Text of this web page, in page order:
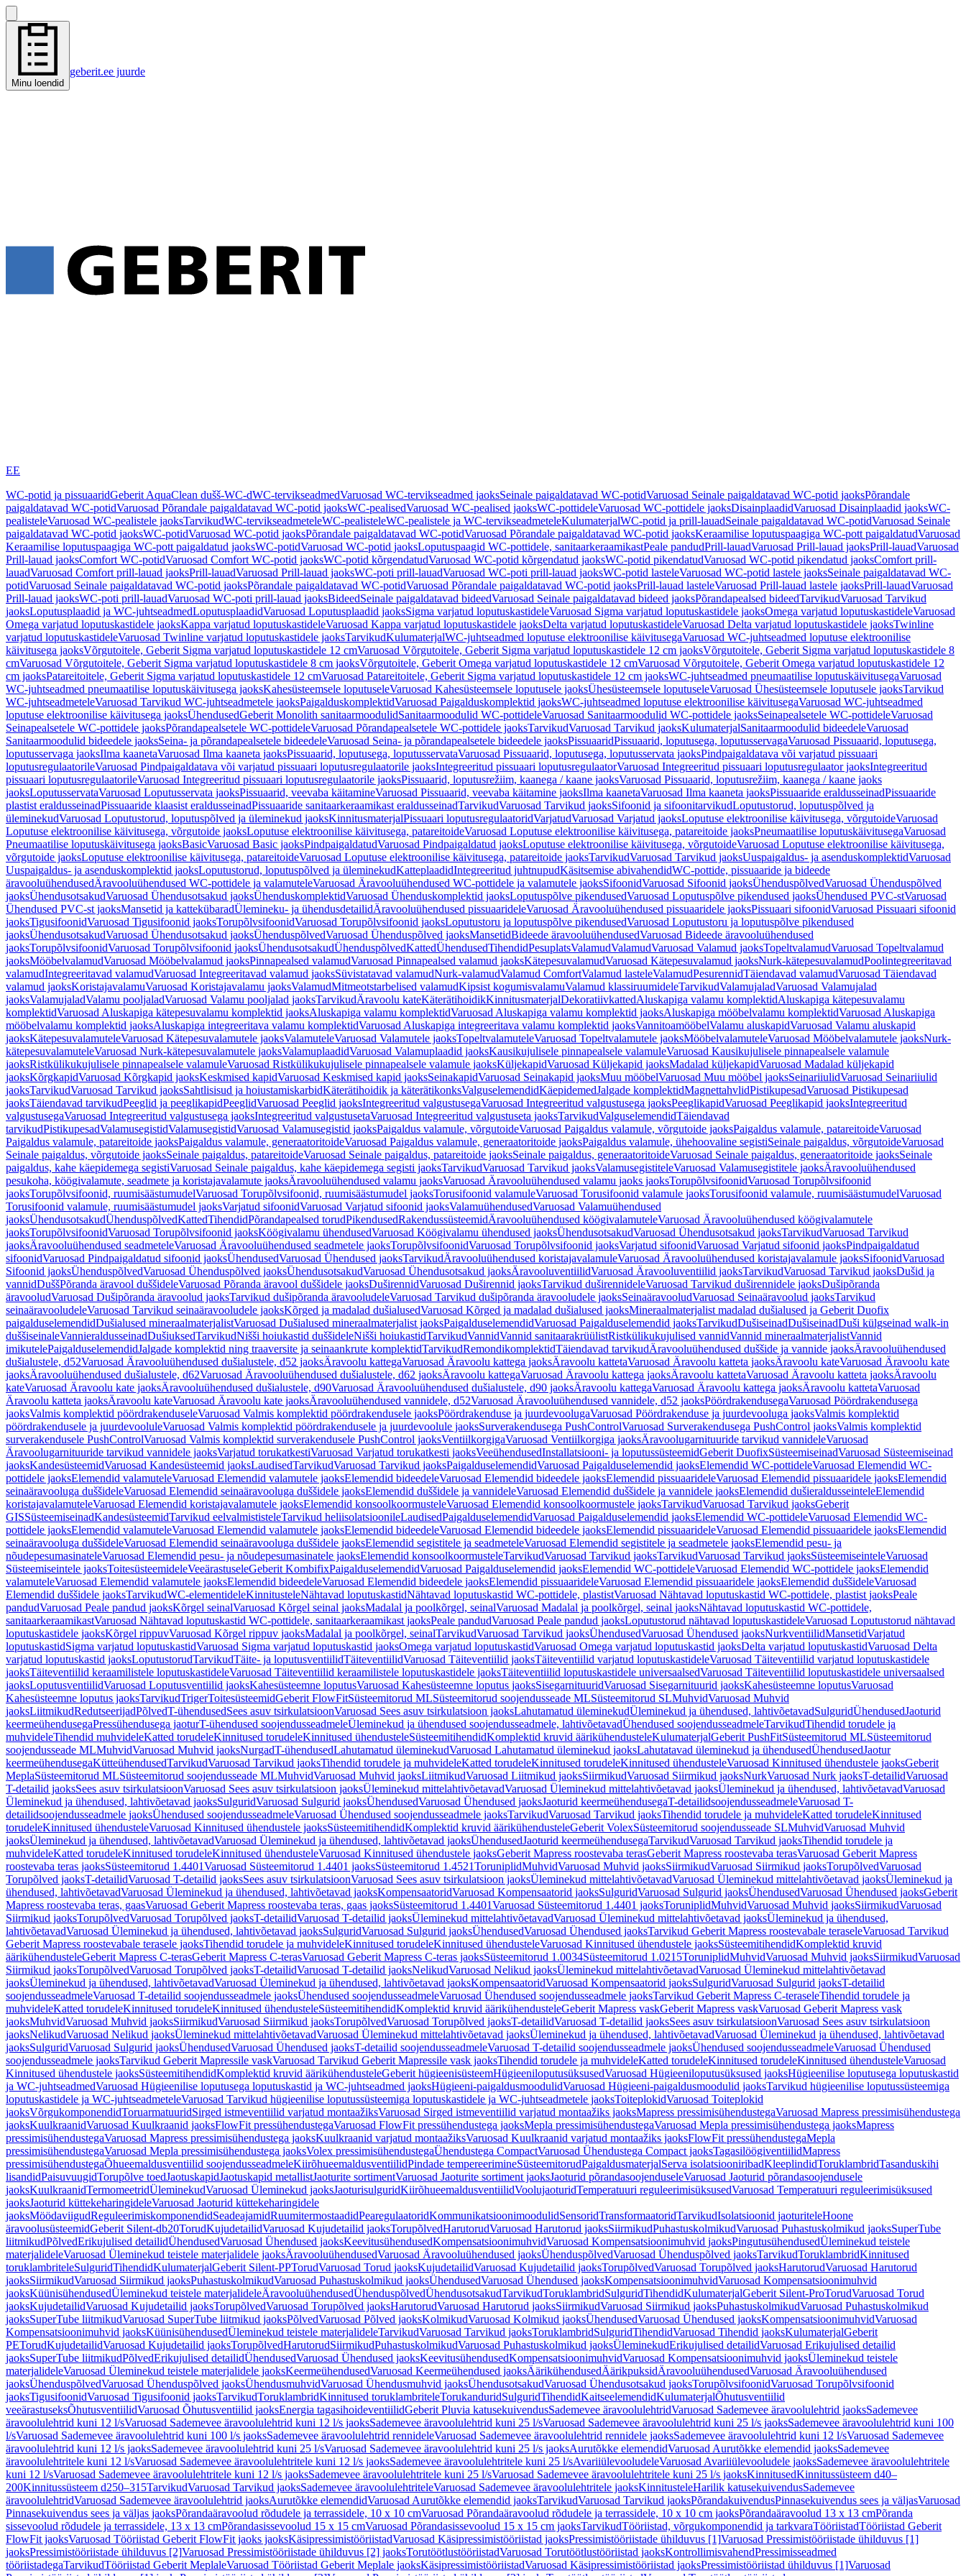
Minu loendid
geberit.ee juurde
EE
WC-potid ja pissuaaridGeberit AquaClean dušš-WC-dWC-tervikseadmedVaruosad WC-tervikseadmed jaoksSeinale paigaldatavad WC-potidVaruosad Seinale paigaldatavad WC-potid jaoksPõrandale
paigaldatavad WC-potidVaruosad Põrandale paigaldatavad WC-potid jaoksWC-pealisedVaruosad WC-pealised jaoksWC-pottideleVaruosad WC-pottidele jaoksDisainplaadidVaruosad Disainplaadid jaoksWC-
pealisteleVaruosad WC-pealistele jaoksTarvikudWC-tervikseadmeteleWC-pealisteleWC-pealistele ja WC-tervikseadmeteleKulumaterjalWC-potid ja prill-lauadSeinale paigaldatavad WC-potidVaruosad Seinale
paigaldatavad WC-potid jaoksWC-potidVaruosad WC-potid jaoksPõrandale paigaldatavad WC-potidVaruosad Põrandale paigaldatavad WC-potid jaoksKeraamilise loputuspaagiga WC-pott paigaldatudVaruosad
Keraamilise loputuspaagiga WC-pott paigaldatud jaoksWC-potidVaruosad WC-potid jaoksLoputuspaagid WC-pottidele, sanitaarkeraamikastPeale pandudPrill-lauadVaruosad Prill-lauad jaoksPrill-lauadVaruosad
Prill-lauad jaoksComfort WC-potidVaruosad Comfort WC-potid jaoksWC-potid kõrgendatudVaruosad WC-potid kõrgendatud jaoksWC-potid pikendatudVaruosad WC-potid pikendatud jaoksComfort prill-
lauadVaruosad Comfort prill-lauad jaoksPrill-lauadVaruosad Prill-lauad jaoksWC-poti prill-lauadVaruosad WC-poti prill-lauad jaoksWC-potid lasteleVaruosad WC-potid lastele jaoksSeinale paigaldatavad WC-
potidVaruosad Seinale paigaldatavad WC-potid jaoksPõrandale paigaldatavad WC-potidVaruosad Põrandale paigaldatavad WC-potid jaoksPrill-lauad lasteleVaruosad Prill-lauad lastele jaoksPrill-lauadVaruosad
Prill-lauad jaoksWC-poti prill-lauadVaruosad WC-poti prill-lauad jaoksBideedSeinale paigaldatavad bideedVaruosad Seinale paigaldatavad bideed jaoksPõrandapealsed bideedTarvikudVaruosad Tarvikud
jaoksLoputusplaadid ja WC-juhtseadmedLoputusplaadidVaruosad Loputusplaadid jaoksSigma varjatud loputuskastideleVaruosad Sigma varjatud loputuskastidele jaoksOmega varjatud loputuskastideleVaruosad
Omega varjatud loputuskastidele jaoksKappa varjatud loputuskastideleVaruosad Kappa varjatud loputuskastidele jaoksDelta varjatud loputuskastideleVaruosad Delta varjatud loputuskastidele jaoksTwinline
varjatud loputuskastideleVaruosad Twinline varjatud loputuskastidele jaoksTarvikudKulumaterjalWC-juhtseadmed loputuse elektroonilise käivitusegaVaruosad WC-juhtseadmed loputuse elektroonilise
käivitusega jaoksVõrgutoitele, Geberit Sigma varjatud loputuskastidele 12 cmVaruosad Võrgutoitele, Geberit Sigma varjatud loputuskastidele 12 cm jaoksVõrgutoitele, Geberit Sigma varjatud loputuskastidele 8
cmVaruosad Võrgutoitele, Geberit Sigma varjatud loputuskastidele 8 cm jaoksVõrgutoitele, Geberit Omega varjatud loputuskastidele 12 cmVaruosad Võrgutoitele, Geberit Omega varjatud loputuskastidele 12
cm jaoksPatareitoitele, Geberit Sigma varjatud loputuskastidele 12 cmVaruosad Patareitoitele, Geberit Sigma varjatud loputuskastidele 12 cm jaoksWC-juhtseadmed pneumaatilise loputuskäivitusegaVaruosad
WC-juhtseadmed pneumaatilise loputuskäivitusega jaoksKahesüsteemsele loputuseleVaruosad Kahesüsteemsele loputusele jaoksÜhesüsteemsele loputuseleVaruosad Ühesüsteemsele loputusele jaoksTarvikud
WC-juhtseadmeteleVaruosad Tarvikud WC-juhtseadmetele jaoksPaigalduskomplektidVaruosad Paigalduskomplektid jaoksWC-juhtseadmed loputuse elektroonilise käivitusegaVaruosad WC-juhtseadmed
loputuse elektroonilise käivitusega jaoksÜhendusedGeberit Monolith sanitaarmoodulidSanitaarmoodulid WC-pottideleVaruosad Sanitaarmoodulid WC-pottidele jaoksSeinapealsetele WC-pottideleVaruosad
Seinapealsetele WC-pottidele jaoksPõrandapealsetele WC-pottideleVaruosad Põrandapealsetele WC-pottidele jaoksTarvikudVaruosad Tarvikud jaoksKulumaterjalSanitaarmoodulid bideedeleVaruosad
Sanitaarmoodulid bideedele jaoksSeina- ja põrandapealsetele bideedeleVaruosad Seina- ja põrandapealsetele bideedele jaoksPissuaaridPissuaarid, loputusega, loputusservagaVaruosad Pissuaarid, loputusega,
loputusservaga jaoksIlma kaanetaVaruosad Ilma kaaneta jaoksPissuaarid, loputusega, loputusservataVaruosad Pissuaarid, loputusega, loputusservata jaoksPindpaigaldatava või varjatud pissuaari
loputusregulaatorileVaruosad Pindpaigaldatava või varjatud pissuaari loputusregulaatorile jaoksIntegreeritud pissuaari loputusregulaatorVaruosad Integreeritud pissuaari loputusregulaator jaoksIntegreeritud
pissuaari loputusregulaatorileVaruosad Integreeritud pissuaari loputusregulaatorile jaoksPissuaarid, loputusrežiim, kaanega / kaane jaoksVaruosad Pissuaarid, loputusrežiim, kaanega / kaane jaoks
jaoksLoputusservataVaruosad Loputusservata jaoksPissuaarid, veevaba käitamineVaruosad Pissuaarid, veevaba käitamine jaoksIlma kaanetaVaruosad Ilma kaaneta jaoksPissuaaride eraldusseinadPissuaaride
plastist eraldusseinadPissuaaride klaasist eraldusseinadPissuaaride sanitaarkeraamikast eraldusseinadTarvikudVaruosad Tarvikud jaoksSifoonid ja sifoonitarvikudLoputustorud, loputuspõlved ja
üleminekudVaruosad Loputustorud, loputuspõlved ja üleminekud jaoksKinnitusmaterjalPissuaari loputusregulaatoridVarjatudVaruosad Varjatud jaoksLoputuse elektroonilise käivitusega, võrgutoideVaruosad
Loputuse elektroonilise käivitusega, võrgutoide jaoksLoputuse elektroonilise käivitusega, patareitoideVaruosad Loputuse elektroonilise käivitusega, patareitoide jaoksPneumaatilise loputuskäivitusegaVaruosad
Pneumaatilise loputuskäivitusega jaoksBasicVaruosad Basic jaoksPindpaigaldatudVaruosad Pindpaigaldatud jaoksLoputuse elektroonilise käivitusega, võrgutoideVaruosad Loputuse elektroonilise käivitusega,
võrgutoide jaoksLoputuse elektroonilise käivitusega, patareitoideVaruosad Loputuse elektroonilise käivitusega, patareitoide jaoksTarvikudVaruosad Tarvikud jaoksUuspaigaldus- ja asenduskomplektidVaruosad
Uuspaigaldus- ja asenduskomplektid jaoksLoputustorud, loputuspõlved ja üleminekudKatteplaadidIntegreeritud juhtnupudKäsitsemise abivahendidWC-pottide, pissuaaride ja bideede
äravooluühendusedÄravooluühendused WC-pottidele ja valamuteleVaruosad Äravooluühendused WC-pottidele ja valamutele jaoksSifoonidVaruosad Sifoonid jaoksÜhenduspõlvedVaruosad Ühenduspõlved
jaoksÜhendusotsakudVaruosad Ühendusotsakud jaoksÜhenduskomplektidVaruosad Ühenduskomplektid jaoksLoputuspõlve pikendusedVaruosad Loputuspõlve pikendused jaoksÜhendused PVC-stVaruosad
Ühendused PVC-st jaoksMansetid ja kattekübaradÜlemineku- ja ühendusdetailidÄravooluühendused pissuaarideleVaruosad Äravooluühendused pissuaaridele jaoksPissuaari sifoonidVaruosad Pissuaari sifoonid
jaoksTigusifoonidVaruosad Tigusifoonid jaoksTorupõlvsifoonidVaruosad Torupõlvsifoonid jaoksLoputustoru ja loputuspõlve pikendusedVaruosad Loputustoru ja loputuspõlve pikendused
jaoksÜhendusotsakudVaruosad Ühendusotsakud jaoksÜhenduspõlvedVaruosad Ühenduspõlved jaoksMansetidBideede äravooluühendusedVaruosad Bideede äravooluühendused
jaoksTorupõlvsifoonidVaruosad Torupõlvsifoonid jaoksÜhendusotsakudÜhenduspõlvedKattedÜhendusedTihendidPesuplatsValamudValamudVaruosad Valamud jaoksTopeltvalamudVaruosad Topeltvalamud
jaoksMööbelvalamudVaruosad Mööbelvalamud jaoksPinnapealsed valamudVaruosad Pinnapealsed valamud jaoksKätepesuvalamudVaruosad Kätepesuvalamud jaoksNurk-kätepesuvalamudPoolintegreeritavad
valamudIntegreeritavad valamudVaruosad Integreeritavad valamud jaoksSüvistatavad valamudNurk-valamudValamud ComfortValamud lasteleValamudPesurennidTäiendavad valamudVaruosad Täiendavad
valamud jaoksKoristajavalamuVaruosad Koristajavalamu jaoksValamudMitmeotstarbelised valamudKipsist kogumisvalamuValamud klassiruumideleTarvikudValamujaladVaruosad Valamujalad
jaoksValamujaladValamu pooljaladVaruosad Valamu pooljalad jaoksTarvikudÄravoolu kateKäterätihoidikKinnitusmaterjalDekoratiivkattedAluskapiga valamu komplektidAluskapiga kätepesuvalamu
komplektidVaruosad Aluskapiga kätepesuvalamu komplektid jaoksAluskapiga valamu komplektidVaruosad Aluskapiga valamu komplektid jaoksAluskapiga mööbelvalamu komplektidVaruosad Aluskapiga
mööbelvalamu komplektid jaoksAluskapiga integreeritava valamu komplektidVaruosad Aluskapiga integreeritava valamu komplektid jaoksVannitoamööbelValamu aluskapidVaruosad Valamu aluskapid
jaoksKätepesuvalamuteleVaruosad Kätepesuvalamutele jaoksValamuteleVaruosad Valamutele jaoksTopeltvalamuteleVaruosad Topeltvalamutele jaoksMööbelvalamuteleVaruosad Mööbelvalamutele jaoksNurk-
kätepesuvalamuteleVaruosad Nurk-kätepesuvalamutele jaoksValamuplaadidVaruosad Valamuplaadid jaoksKausikujulisele pinnapealsele valamuleVaruosad Kausikujulisele pinnapealsele valamule
jaoksRistkülikukujulisele pinnapealsele valamuleVaruosad Ristkülikukujulisele pinnapealsele valamule jaoksKüljekapidVaruosad Küljekapid jaoksMadalad küljekapidVaruosad Madalad küljekapid
jaoksKõrgkapidVaruosad Kõrgkapid jaoksKeskmised kapidVaruosad Keskmised kapid jaoksSeinakapidVaruosad Seinakapid jaoksMuu mööbelVaruosad Muu mööbel jaoksSeinariiulidVaruosad Seinariiulid
jaoksTarvikudVaruosad Tarvikud jaoksSahtlisisud ja hoiustamiskarbidKäterätihoidik ja käterätikonksValguselemendidKäepidemedJalgade komplektidMagnettahvlidPistikupesadVaruosad Pistikupesad
jaoksTäiendavad tarvikudPeeglid ja peeglikapidPeeglidVaruosad Peeglid jaoksIntegreeritud valgustusegaVaruosad Integreeritud valgustusega jaoksPeeglikapidVaruosad Peeglikapid jaoksIntegreeritud
valgustusegaVaruosad Integreeritud valgustusega jaoksIntegreeritud valgustusetaVaruosad Integreeritud valgustuseta jaoksTarvikudValguselemendidTäiendavad
tarvikudPistikupesadValamusegistidValamusegistidVaruosad Valamusegistid jaoksPaigaldus valamule, võrgutoideVaruosad Paigaldus valamule, võrgutoide jaoksPaigaldus valamule, patareitoideVaruosad
Paigaldus valamule, patareitoide jaoksPaigaldus valamule, generaatoritoideVaruosad Paigaldus valamule, generaatoritoide jaoksPaigaldus valamule, ühehoovaline segistiSeinale paigaldus, võrgutoideVaruosad
Seinale paigaldus, võrgutoide jaoksSeinale paigaldus, patareitoideVaruosad Seinale paigaldus, patareitoide jaoksSeinale paigaldus, generaatoritoideVaruosad Seinale paigaldus, generaatoritoide jaoksSeinale
paigaldus, kahe käepidemega segistiVaruosad Seinale paigaldus, kahe käepidemega segisti jaoksTarvikudVaruosad Tarvikud jaoksValamusegistiteleVaruosad Valamusegistitele jaoksÄravooluühendused
pesukoha, köögivalamute, seadmete ja koristajavalamute jaoksÄravooluühendused valamu jaoksVaruosad Äravooluühendused valamu jaoks jaoksTorupõlvsifoonidVaruosad Torupõlvsifoonid
jaoksTorupõlvsifoonid, ruumisäästumudelVaruosad Torupõlvsifoonid, ruumisäästumudel jaoksTorusifoonid valamuleVaruosad Torusifoonid valamule jaoksTorusifoonid valamule, ruumisäästumudelVaruosad
Torusifoonid valamule, ruumisäästumudel jaoksVarjatud sifoonidVaruosad Varjatud sifoonid jaoksValamuühendusedVaruosad Valamuühendused
jaoksÜhendusotsakudÜhenduspõlvedKattedTihendidPõrandapealsed torudPikendusedRakendussüsteemidÄravooluühendused köögivalamuteleVaruosad Äravooluühendused köögivalamutele
jaoksTorupõlvsifoonidVaruosad Torupõlvsifoonid jaoksKöögivalamu ühendusedVaruosad Köögivalamu ühendused jaoksÜhendusotsakudVaruosad Ühendusotsakud jaoksTarvikudVaruosad Tarvikud
jaoksÄravooluühendused seadmeteleVaruosad Äravooluühendused seadmetele jaoksTorupõlvsifoonidVaruosad Torupõlvsifoonid jaoksVarjatud sifoonidVaruosad Varjatud sifoonid jaoksPindpaigaldatud
sifoonidVaruosad Pindpaigaldatud sifoonid jaoksÜhendusedVaruosad Ühendused jaoksTarvikudÄravooluühendused koristajavalamuleVaruosad Äravooluühendused koristajavalamule jaoksSifoonidVaruosad
Sifoonid jaoksÜhenduspõlvedVaruosad Ühenduspõlved jaoksÜhendusotsakudVaruosad Ühendusotsakud jaoksÄravooluventiilidVaruosad Äravooluventiilid jaoksTarvikudVaruosad Tarvikud jaoksDušid ja
vannidDuššPõranda äravool duššideleVaruosad Põranda äravool duššidele jaoksDuširennidVaruosad Duširennid jaoksTarvikud duširennideleVaruosad Tarvikud duširennidele jaoksDušipõranda
äravooludVaruosad Dušipõranda äravoolud jaoksTarvikud dušipõranda äravooludeleVaruosad Tarvikud dušipõranda äravooludele jaoksSeinaäravooludVaruosad Seinaäravoolud jaoksTarvikud
seinaäravooludeleVaruosad Tarvikud seinaäravooludele jaoksKõrged ja madalad dušialusedVaruosad Kõrged ja madalad dušialused jaoksMineraalmaterjalist madalad dušialused ja Geberit Duofix
paigalduselemendidDušialused mineraalmaterjalistVaruosad Dušialused mineraalmaterjalist jaoksPaigalduselemendidVaruosad Paigalduselemendid jaoksTarvikudDušiseinadDušiseinadDuši külgseinad walk-in
duššiseinaleVannieraldusseinadDušiuksedTarvikudNišši hoiukastid duššideleNišši hoiukastidTarvikudVannidVannid sanitaarakrüülistRistkülikukujulised vannidVannid mineraalmaterjalistVannid
imikutelePaigalduselemendidJalgade komplektid ning traaversite ja seinaankrute komplektidTarvikudRemondikomplektidTäiendavad tarvikudÄravooluühendused duššide ja vannide jaoksÄravooluühendused
dušialustele, d52Varuosad Äravooluühendused dušialustele, d52 jaoksÄravoolu kattegaVaruosad Äravoolu kattega jaoksÄravoolu kattetaVaruosad Äravoolu katteta jaoksÄravoolu kateVaruosad Äravoolu kate
jaoksÄravooluühendused dušialustele, d62Varuosad Äravooluühendused dušialustele, d62 jaoksÄravoolu kattegaVaruosad Äravoolu kattega jaoksÄravoolu kattetaVaruosad Äravoolu katteta jaoksÄravoolu
kateVaruosad Äravoolu kate jaoksÄravooluühendused dušialustele, d90Varuosad Äravooluühendused dušialustele, d90 jaoksÄravoolu kattegaVaruosad Äravoolu kattega jaoksÄravoolu kattetaVaruosad
Äravoolu katteta jaoksÄravoolu kateVaruosad Äravoolu kate jaoksÄravooluühendused vannidele, d52Varuosad Äravooluühendused vannidele, d52 jaoksPöördrakendusegaVaruosad Pöördrakendusega
jaoksValmis komplektid pöördrakenduseleVaruosad Valmis komplektid pöördrakendusele jaoksPöördrakenduse ja juurdevoolugaVaruosad Pöördrakenduse ja juurdevooluga jaoksValmis komplektid
pöördrakendusele ja juurdevooluleVaruosad Valmis komplektid pöördrakendusele ja juurdevoolule jaoksSurverakendusega PushControlVaruosad Surverakendusega PushControl jaoksValmis komplektid
surverakendusele PushControlVaruosad Valmis komplektid surverakendusele PushControl jaoksVentiilkorgigaVaruosad Ventiilkorgiga jaoksÄravoolugarnituuride tarvikud vannideleVaruosad
Äravoolugarnituuride tarvikud vannidele jaoksVarjatud torukatkestiVaruosad Varjatud torukatkesti jaoksVeeühendusedInstallatsiooni- ja loputussüsteemidGeberit DuofixSüsteemiseinadVaruosad Süsteemiseinad
jaoksKandesüsteemidVaruosad Kandesüsteemid jaoksLaudisedTarvikudVaruosad Tarvikud jaoksPaigalduselemendidVaruosad Paigalduselemendid jaoksElemendid WC-pottideleVaruosad Elemendid WC-
pottidele jaoksElemendid valamuteleVaruosad Elemendid valamutele jaoksElemendid bideedeleVaruosad Elemendid bideedele jaoksElemendid pissuaarideleVaruosad Elemendid pissuaaridele jaoksElemendid
seinaäravooluga duššideleVaruosad Elemendid seinaäravooluga duššidele jaoksElemendid duššidele ja vannideleVaruosad Elemendid duššidele ja vannidele jaoksElemendid dušieraldusseinteleElemendid
koristajavalamuteleVaruosad Elemendid koristajavalamutele jaoksElemendid konsoolkoormusteleVaruosad Elemendid konsoolkoormustele jaoksTarvikudVaruosad Tarvikud jaoksGeberit
GISSüsteemiseinadKandesüsteemidTarvikud eelvalmististeleTarvikud heliisolatsioonileLaudisedPaigalduselemendidVaruosad Paigalduselemendid jaoksElemendid WC-pottideleVaruosad Elemendid WC-
pottidele jaoksElemendid valamuteleVaruosad Elemendid valamutele jaoksElemendid bideedeleVaruosad Elemendid bideedele jaoksElemendid pissuaarideleVaruosad Elemendid pissuaaridele jaoksElemendid
seinaäravooluga duššideleVaruosad Elemendid seinaäravooluga duššidele jaoksElemendid segistitele ja seadmeteleVaruosad Elemendid segistitele ja seadmetele jaoksElemendid pesu- ja
nõudepesumasinateleVaruosad Elemendid pesu- ja nõudepesumasinatele jaoksElemendid konsoolkoormusteleTarvikudVaruosad Tarvikud jaoksTarvikudVaruosad Tarvikud jaoksSüsteemiseinteleVaruosad
Süsteemiseintele jaoksToitesüsteemideleVeeärastuseleGeberit KombifixPaigalduselemendidVaruosad Paigalduselemendid jaoksElemendid WC-pottideleVaruosad Elemendid WC-pottidele jaoksElemendid
valamuteleVaruosad Elemendid valamutele jaoksElemendid bideedeleVaruosad Elemendid bideedele jaoksElemendid pissuaarideleVaruosad Elemendid pissuaaridele jaoksElemendid duššideleVaruosad
Elemendid duššidele jaoksTarvikudWC-elementideleKinnitusteleNähtavad loputuskastidNähtavad loputuskastid WC-pottidele, plastistVaruosad Nähtavad loputuskastid WC-pottidele, plastist jaoksPeale
pandudVaruosad Peale pandud jaoksKõrgel seinalVaruosad Kõrgel seinal jaoksMadalal ja poolkõrgel, seinalVaruosad Madalal ja poolkõrgel, seinal jaoksNähtavad loputuskastid WC-pottidele,
sanitaarkeraamikastVaruosad Nähtavad loputuskastid WC-pottidele, sanitaarkeraamikast jaoksPeale pandudVaruosad Peale pandud jaoksLoputustorud nähtavad loputuskastideleVaruosad Loputustorud nähtavad
loputuskastidele jaoksKõrgel rippuvVaruosad Kõrgel rippuv jaoksMadalal ja poolkõrgel, seinalTarvikudVaruosad Tarvikud jaoksÜhendusedVaruosad Ühendused jaoksNurkventiilidMansetidVarjatud
loputuskastidSigma varjatud loputuskastidVaruosad Sigma varjatud loputuskastid jaoksOmega varjatud loputuskastidVaruosad Omega varjatud loputuskastid jaoksDelta varjatud loputuskastidVaruosad Delta
varjatud loputuskastid jaoksLoputustorudTarvikudTäite- ja loputusventiilidTäiteventiilidVaruosad Täiteventiilid jaoksTäiteventiilid varjatud loputuskastideleVaruosad Täiteventiilid varjatud loputuskastidele
jaoksTäiteventiilid keraamilistele loputuskastideleVaruosad Täiteventiilid keraamilistele loputuskastidele jaoksTäiteventiilid loputuskastidele universaalsedVaruosad Täiteventiilid loputuskastidele universaalsed
jaoksLoputusventiilidVaruosad Loputusventiilid jaoksKahesüsteemne loputusVaruosad Kahesüsteemne loputus jaoksSisegarnituuridVaruosad Sisegarnituurid jaoksKahesüsteemne loputusVaruosad
Kahesüsteemne loputus jaoksTarvikudTrigerToitesüsteemidGeberit FlowFitSüsteemitorud MLSüsteemitorud soojendusseade MLSüsteemitorud SLMuhvidVaruosad Muhvid
jaoksLiitmikudRedutseerijadPõlvedT-ühendusedSees asuv tsirkulatsioonVaruosad Sees asuv tsirkulatsioon jaoksLahutamatud üleminekudÜleminekud ja ühendused, lahtivõetavadSulguridÜhendusedJaoturid
keermeühendusegaPressühendusega jaoturT-ühendused soojendusseadmeleÜleminekud ja ühendused soojendusseadmele, lahtivõetavadÜhendused soojendusseadmeleTarvikudTihendid torudele ja
muhvideleTihendid muhvideleKatted torudeleKinnitused torudeleKinnitused ühendusteleSüsteemitihendidKomplektid kruvid äärikühendusteleKulumaterjalGeberit PushFitSüsteemitorud MLSüsteemitorud
soojendusseade MLMuhvidVaruosad Muhvid jaoksNurgadT-ühendusedLahutamatud üleminekudVaruosad Lahutamatud üleminekud jaoksLahutatavad üleminekud ja ühendusedÜhendusedJaotur
keermeühendusegaKütteühendusedTarvikudVaruosad Tarvikud jaoksTihendid torudele ja muhvideleKatted torudeleKinnitused torudeleKinnitused ühendusteleVaruosad Kinnitused ühendustele jaoksGeberit
MeplaSüsteemitorud MLSüsteemitorud soojendusseade MLMuhvidVaruosad Muhvid jaoksLiitmikudVaruosad Liitmikud jaoksSiirmikudVaruosad Siirmikud jaoksNurkVaruosad Nurk jaoksT-detailidVaruosad
T-detailid jaoksSees asuv tsirkulatsioonVaruosad Sees asuv tsirkulatsioon jaoksÜleminekud mittelahtivõetavadVaruosad Üleminekud mittelahtivõetavad jaoksÜleminekud ja ühendused, lahtivõetavadVaruosad
Üleminekud ja ühendused, lahtivõetavad jaoksSulguridVaruosad Sulgurid jaoksÜhendusedVaruosad Ühendused jaoksJaoturid keermeühendusegaT-detailidsoojendusseadmeleVaruosad T-
detailidsoojendusseadmele jaoksÜhendused soojendusseadmeleVaruosad Ühendused soojendusseadmele jaoksTarvikudVaruosad Tarvikud jaoksTihendid torudele ja muhvideleKatted torudeleKinnitused
torudeleKinnitused ühendusteleVaruosad Kinnitused ühendustele jaoksSüsteemitihendidKomplektid kruvid äärikühendusteleGeberit VolexSüsteemitorud soojendusseade SLMuhvidVaruosad Muhvid
jaoksÜleminekud ja ühendused, lahtivõetavadVaruosad Üleminekud ja ühendused, lahtivõetavad jaoksÜhendusedJaoturid keermeühendusegaTarvikudVaruosad Tarvikud jaoksTihendid torudele ja
muhvideleKatted torudeleKinnitused torudeleKinnitused ühendusteleVaruosad Kinnitused ühendustele jaoksGeberit Mapress roostevaba terasGeberit Mapress roostevaba terasVaruosad Geberit Mapress
roostevaba teras jaoksSüsteemitorud 1.4401Varuosad Süsteemitorud 1.4401 jaoksSüsteemitorud 1.4521ToruniplidMuhvidVaruosad Muhvid jaoksSiirmikudVaruosad Siirmikud jaoksTorupõlvedVaruosad
Torupõlved jaoksT-detailidVaruosad T-detailid jaoksSees asuv tsirkulatsioonVaruosad Sees asuv tsirkulatsioon jaoksÜleminekud mittelahtivõetavadVaruosad Üleminekud mittelahtivõetavad jaoksÜleminekud ja
ühendused, lahtivõetavadVaruosad Üleminekud ja ühendused, lahtivõetavad jaoksKompensaatoridVaruosad Kompensaatorid jaoksSulguridVaruosad Sulgurid jaoksÜhendusedVaruosad Ühendused jaoksGeberit
Mapress roostevaba teras, gaasVaruosad Geberit Mapress roostevaba teras, gaas jaoksSüsteemitorud 1.4401Varuosad Süsteemitorud 1.4401 jaoksToruniplidMuhvidVaruosad Muhvid jaoksSiirmikudVaruosad
Siirmikud jaoksTorupõlvedVaruosad Torupõlved jaoksT-detailidVaruosad T-detailid jaoksÜleminekud mittelahtivõetavadVaruosad Üleminekud mittelahtivõetavad jaoksÜleminekud ja ühendused,
lahtivõetavadVaruosad Üleminekud ja ühendused, lahtivõetavad jaoksSulguridVaruosad Sulgurid jaoksÜhendusedVaruosad Ühendused jaoksTarvikud Geberit Mapress roostevabale teraseleVaruosad Tarvikud
Geberit Mapress roostevabale terasele jaoksTihendid torudele ja muhvideleKinnitused torudeleKinnitused ühendusteleVaruosad Kinnitused ühendustele jaoksSüsteemitihendidKomplektid kruvid
äärikühendusteleGeberit Mapress C-terasGeberit Mapress C-terasVaruosad Geberit Mapress C-teras jaoksSüsteemitorud 1.0034Süsteemitorud 1.0215ToruniplidMuhvidVaruosad Muhvid jaoksSiirmikudVaruosad
Siirmikud jaoksTorupõlvedVaruosad Torupõlved jaoksT-detailidVaruosad T-detailid jaoksNelikudVaruosad Nelikud jaoksÜleminekud mittelahtivõetavadVaruosad Üleminekud mittelahtivõetavad
jaoksÜleminekud ja ühendused, lahtivõetavadVaruosad Üleminekud ja ühendused, lahtivõetavad jaoksKompensaatoridVaruosad Kompensaatorid jaoksSulguridVaruosad Sulgurid jaoksT-detailid
soojendusseadmeleVaruosad T-detailid soojendusseadmele jaoksÜhendused soojendusseadmeleVaruosad Ühendused soojendusseadmele jaoksTarvikud Geberit Mapress C-teraseleTihendid torudele ja
muhvideleKatted torudeleKinnitused torudeleKinnitused ühendusteleSüsteemitihendidKomplektid kruvid äärikühendusteleGeberit Mapress vaskGeberit Mapress vaskVaruosad Geberit Mapress vask
jaoksMuhvidVaruosad Muhvid jaoksSiirmikudVaruosad Siirmikud jaoksTorupõlvedVaruosad Torupõlved jaoksT-detailidVaruosad T-detailid jaoksSees asuv tsirkulatsioonVaruosad Sees asuv tsirkulatsioon
jaoksNelikudVaruosad Nelikud jaoksÜleminekud mittelahtivõetavadVaruosad Üleminekud mittelahtivõetavad jaoksÜleminekud ja ühendused, lahtivõetavadVaruosad Üleminekud ja ühendused, lahtivõetavad
jaoksSulguridVaruosad Sulgurid jaoksÜhendusedVaruosad Ühendused jaoksT-detailid soojendusseadmeleVaruosad T-detailid soojendusseadmele jaoksÜhendused soojendusseadmeleVaruosad Ühendused
soojendusseadmele jaoksTarvikud Geberit Mapressile vaskVaruosad Tarvikud Geberit Mapressile vask jaoksTihendid torudele ja muhvideleKatted torudeleKinnitused torudeleKinnitused ühendusteleVaruosad
Kinnitused ühendustele jaoksSüsteemitihendidKomplektid kruvid äärikühendusteleGeberit hügieenisüsteemHügieeniloputusüksusedVaruosad Hügieeniloputusüksused jaoksHügieenilise loputusega loputuskastid
ja WC-juhtseadmedVaruosad Hügieenilise loputusega loputuskastid ja WC-juhtseadmed jaoksHügieeni-paigaldusmoodulidVaruosad Hügieeni-paigaldusmoodulid jaoksTarvikud hügieenilise loputussüsteemiga
loputuskastidele ja WC-juhtseadmeteleVaruosad Tarvikud hügieenilise loputussüsteemiga loputuskastidele ja WC-juhtseadmetele jaoksToiteplokidVaruosad Toiteplokid
jaoksVõrgukomponendidToruarmatuuridSirged istmeventiilid varjatud montaažiksVaruosad Sirged istmeventiilid varjatud montaažiks jaoksMapress pressimisühendustegaVaruosad Mapress pressimisühendustega
jaoksKuulkraanidVaruosad Kuulkraanid jaoksFlowFit pressühendustegaVaruosad FlowFit pressühendustega jaoksMepla pressimisühendustegaVaruosad Mepla pressimisühendustega jaoksMapress
pressimisühendustegaVaruosad Mapress pressimisühendustega jaoksKuulkraanid varjatud montaažiksVaruosad Kuulkraanid varjatud montaažiks jaoksFlowFit pressühendustegaMepla
pressimisühendustegaVaruosad Mepla pressimisühendustega jaoksVolex pressimisühendustegaÜhendustega CompactVaruosad Ühendustega Compact jaoksTagasilöögiventiilidMapress
pressimisühendustegaÕhueemaldusventiilid soojendusseadmeleKiirõhueemaldusventiilidPindade tempereerimineSüsteemitorudPaigaldusmaterjalServa isolatsiooniribadKleeplindidToruklambridTasanduskihi
lisandidPaisuvuugidTorupõlve toedJaotuskapidJaotuskapid metallistJaoturite sortimentVaruosad Jaoturite sortiment jaoksJaoturid põrandasoojenduseleVaruosad Jaoturid põrandasoojendusele
jaoksKuulkraanidTermomeetridÜleminekudVaruosad Üleminekud jaoksJaoturisulguridKiirõhueemaldusventiilidVoolujaoturidTemperatuuri reguleerimisüksusedVaruosad Temperatuuri reguleerimisüksused
jaoksJaoturid küttekeharingideleVaruosad Jaoturid küttekeharingidele
jaoksMöödaviigudReguleerimiskomponendidSeadeajamidRuumitermostaadidPearegulaatoridKommunikatsioonimoodulidSensoridTransformaatoridTarvikudIsolatsioonid jaoturiteleHoone
äravoolusüsteemidGeberit Silent-db20TorudKujudetailidVaruosad Kujudetailid jaoksTorupõlvedHarutorudVaruosad Harutorud jaoksSiirmikudPuhastuskolmikudVaruosad Puhastuskolmikud jaoksSuperTube
liitmikudPõlvedErikujulised detailidÜhendusedVaruosad Ühendused jaoksKeevitusühendusedKompensatsioonimuhvidVaruosad Kompensatsioonimuhvid jaoksPingutusühendusedÜleminekud teistele
materjalideleVaruosad Üleminekud teistele materjalidele jaoksÄravooluühendusedVaruosad Äravooluühendused jaoksÜhenduspõlvedVaruosad Ühenduspõlved jaoksTarvikudToruklambridKinnitused
toruklambriteleSulguridTihendidKulumaterjalGeberit Silent-PPTorudVaruosad Torud jaoksKujudetailidVaruosad Kujudetailid jaoksTorupõlvedVaruosad Torupõlved jaoksHarutorudVaruosad Harutorud
jaoksSiirmikudVaruosad Siirmikud jaoksPuhastuskolmikudVaruosad Puhastuskolmikud jaoksÜhendusedVaruosad Ühendused jaoksKompensatsioonimuhvidVaruosad Kompensatsioonimuhvid
jaoksKüünisühendusedÜleminekud teistele materjalideleÄravooluühendusedÜhenduspõlvedÜhendusotsakudTarvikudToruklambridSulguridTihendidKulumaterjalGeberit Silent-ProTorudVaruosad Torud
jaoksKujudetailidVaruosad Kujudetailid jaoksTorupõlvedVaruosad Torupõlved jaoksHarutorudVaruosad Harutorud jaoksSiirmikudVaruosad Siirmikud jaoksPuhastuskolmikudVaruosad Puhastuskolmikud
jaoksSuperTube liitmikudVaruosad SuperTube liitmikud jaoksPõlvedVaruosad Põlved jaoksKolmikudVaruosad Kolmikud jaoksÜhendusedVaruosad Ühendused jaoksKompensatsioonimuhvidVaruosad
Kompensatsioonimuhvid jaoksKüünisühendusedÜleminekud teistele materjalideleTarvikudVaruosad Tarvikud jaoksToruklambridSulguridTihendidVaruosad Tihendid jaoksKulumaterjalGeberit
PETorudKujudetailidVaruosad Kujudetailid jaoksTorupõlvedHarutorudSiirmikudPuhastuskolmikudVaruosad Puhastuskolmikud jaoksÜleminekudErikujulised detailidVaruosad Erikujulised detailid
jaoksSuperTube liitmikudPõlvedErikujulised detailidÜhendusedVaruosad Ühendused jaoksKeevitusühendusedKompensatsioonimuhvidVaruosad Kompensatsioonimuhvid jaoksÜleminekud teistele
materjalideleVaruosad Üleminekud teistele materjalidele jaoksKeermeühendusedVaruosad Keermeühendused jaoksÄärikühendusedÄärikpuksidÄravooluühendusedVaruosad Äravooluühendused
jaoksÜhenduspõlvedVaruosad Ühenduspõlved jaoksÜhendusmuhvidVaruosad Ühendusmuhvid jaoksÜhendusotsakudVaruosad Ühendusotsakud jaoksTorupõlvsifoonidVaruosad Torupõlvsifoonid
jaoksTigusifoonidVaruosad Tigusifoonid jaoksTarvikudToruklambridKinnitused toruklambriteleTorukanduridSulguridTihendidKaitseelemendidKulumaterjalÕhutusventiilid
veeärastuseksÕhutusventiilidVaruosad Õhutusventiilid jaoksEnergia tagasihoideventiilidGeberit Pluvia katusekuivendusSademevee äravoolulehtridVaruosad Sademevee äravoolulehtrid jaoksSademevee
äravoolulehtrid kuni 12 l/sVaruosad Sademevee äravoolulehtrid kuni 12 l/s jaoksSademevee äravoolulehtrid kuni 25 l/sVaruosad Sademevee äravoolulehtrid kuni 25 l/s jaoksSademevee äravoolulehtrid kuni 100
l/sVaruosad Sademevee äravoolulehtrid kuni 100 l/s jaoksSademevee äravoolulehtrid rennideleVaruosad Sademevee äravoolulehtrid rennidele jaoksSademevee äravoolulehtrid kuni 12 l/sVaruosad Sademevee
äravoolulehtrid kuni 12 l/s jaoksSademevee äravoolulehtrid kuni 25 l/sVaruosad Sademevee äravoolulehtrid kuni 25 l/s jaoksAurutõkke elemendidVaruosad Aurutõkke elemendid jaoksSademevee
äravoolulehtritele kuni 12 l/sVaruosad Sademevee äravoolulehtritele kuni 12 l/s jaoksSademevee äravoolulehtritele kuni 25 l/sAvariiülevooludeleVaruosad Avariiülevooludele jaoksSademevee äravoolulehtritele
kuni 12 l/sVaruosad Sademevee äravoolulehtritele kuni 12 l/s jaoksSademevee äravoolulehtritele kuni 25 l/sVaruosad Sademevee äravoolulehtritele kuni 25 l/s jaoksKinnitusedKinnitussüsteem d40–
200Kinnitussüsteem d250–315TarvikudVaruosad Tarvikud jaoksSademevee äravoolulehtriteleVaruosad Sademevee äravoolulehtritele jaoksKinnitusteleHarilik katusekuivendusSademevee
äravoolulehtridVaruosad Sademevee äravoolulehtrid jaoksAurutõkke elemendidVaruosad Aurutõkke elemendid jaoksTarvikudVaruosad Tarvikud jaoksPõrandakuivendusPinnasekuivendus sees ja väljasVaruosad
Pinnasekuivendus sees ja väljas jaoksPõrandaäravoolud rõdudele ja terrassidele, 10 x 10 cmVaruosad Põrandaäravoolud rõdudele ja terrassidele, 10 x 10 cm jaoksPõrandaäravoolud 13 x 13 cmPõranda
sissevoolud rõdudele ja terrassidele, 13 x 13 cmPõrandasissevoolud 15 x 15 cmVaruosad Põrandasissevoolud 15 x 15 cm jaoksTarvikudTööriistad, võrgukomponendid ja tarkvaraTööriistadTööriistad Geberit
FlowFit jaoksVaruosad Tööriistad Geberit FlowFit jaoks jaoksKäsipressimistööriistadVaruosad Käsipressimistööriistad jaoksPressimistööriistade ühilduvus [1]Varuosad Pressimistööriistade ühilduvus [1]
jaoksPressimistööriistade ühilduvus [2]Varuosad Pressimistööriistade ühilduvus [2] jaoksTorutöötlustööriistadVaruosad Torutöötlustööriistad jaoksKontrollimisvahendPressimisseadmed
tööriistadegaTarvikudTööriistad Geberit MeplaleVaruosad Tööriistad Geberit Meplale jaoksKäsipressimistööriistadVaruosad Käsipressimistööriistad jaoksPressimistööriistad ühilduvus [1]Varuosad